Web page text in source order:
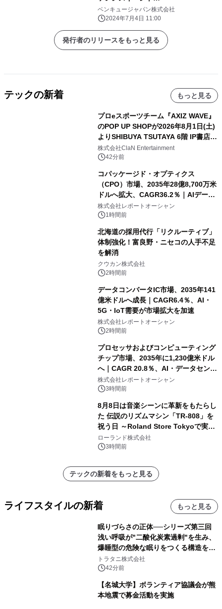
「VIDEOGRAPHERS TOKYO 2024」
に出展 ～プロ向け
『AQCOLOR(TM)』シリーズの モニ
ター製品などから構築するデスク環境
を紹介～
ベンキュージャパン株式会社
2024年7月4日 11:00
発行者のリリースをもっと見る
テックの新着 もっと見る
プロeスポーツチーム『AXIZ WAVE』
のPOP UP SHOPが2026年8月1日(土)
よりSHIBUYA TSUTAYA 6階 IP書店で
開催決定！！
株式会社ClaN Entertainment
42分前
コパッケージド・オプティクス
（CPO）市場、2035年28億8,700万米
ドルへ拡大、CAGR36.2％｜AIデータ
センター・高速光通信需要が成長を加
速
株式会社レポートオーシャン
1時間前
北海道の採用代行「リクルーティブ」
体制強化！富良野・ニセコの人手不足
を解消
クウカン株式会社
2時間前
データコンバータIC市場、2035年141
億米ドルへ成長｜CAGR6.4％、AI・
5G・IoT需要が市場拡大を加速
株式会社レポートオーシャン
2時間前
プロセッサおよびコンピューティング
チップ市場、2035年に1,230億米ドル
へ｜CAGR 20.8％、AI・データセンタ
ー需要が成長を牽引
株式会社レポートオーシャン
3時間前
8月8日は音楽シーンに革新をもたらし
た 伝説のリズムマシン「TR-808」を
祝う日 ～Roland Store Tokyoで実機
を展示しての 記念キャンペーンを開
催 英国ラジオ「NTS」の 特別プログ
アーティストを フィーチャーしたアニ
メーションを公開～
ローランド株式会社
3時間前
テックの新着をもっと見る
ライフスタイルの新着 もっと見る
眠りづらさの正体──シリーズ第三回
浅い呼吸が"二酸化炭素過剰"を生み、
爆睡型の危険な眠りをつくる構造を解
説
トラタニ株式会社
42分前
【名城大学】ボランティア協議会が熊
本地震で募金活動を実施